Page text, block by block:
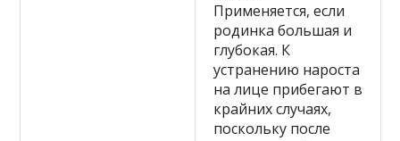
Применяется, если
родинка большая и
глубокая. К
устранению нароста
на лице прибегают в
крайних случаях,
поскольку после